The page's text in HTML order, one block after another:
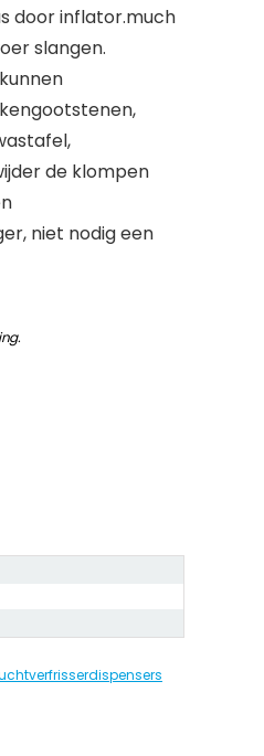
door inflator.much
slangen.
de klompen
niet nodig een
.